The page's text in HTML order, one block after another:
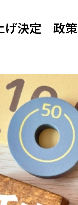
げ決定 政